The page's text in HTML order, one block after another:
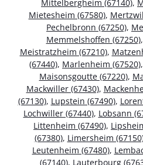
Mittelbergheim (67140),
Mietesheim (67580),
Pechelbronn (67250),
Memmelshoffen (67250),
Meistratzheim (67210),
(67440), Marlenheim (67520),
Maisonsgoutte (67220),
Mackwiller (67430),
(67130), Lupstein (67490),
Lochwiller (67440), Lobsann
Littenheim (67490),
(67380), Limersheim
Leutenheim (67480),
(67140), Lauterbourg